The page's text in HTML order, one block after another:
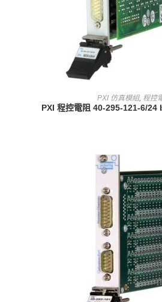
查看內容
PXI 仿真模組, 程控
PXI 程控電阻 40-295-121-6/24